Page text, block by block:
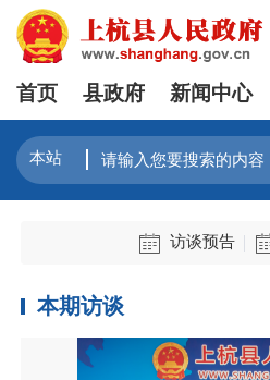
首页 县政府 新闻中心
本期访谈
访谈预告